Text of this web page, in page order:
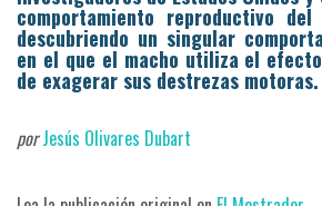
comportamiento reproductivo
descubriendo un singular
en el que el macho utiliza el
de exagerar sus destrezas motoras.
por Jesús Olivares Dubart